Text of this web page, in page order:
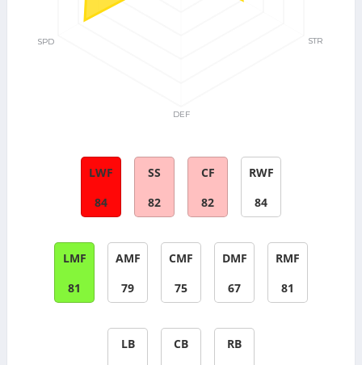
LWF
84
SS
82
CF
82
RWF
84
LMF
81
AMF
79
CMF
75
DMF
67
RMF
81
LB
CB
RB